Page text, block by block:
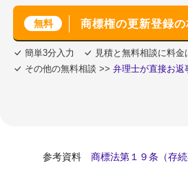
無料 商標権の更新登録
簡単3分入力
見積と無料相談に料金
その他の無料相談 >> 弁理士が直接お返
参考資料 商標法第１９条（存